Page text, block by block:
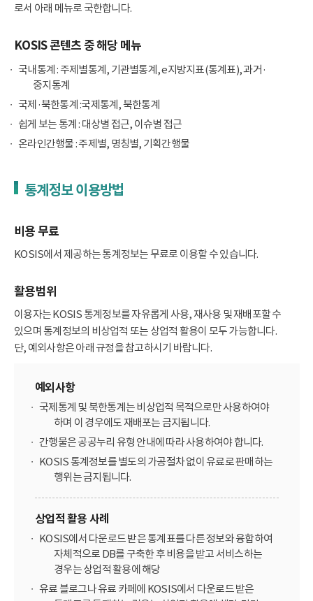
로서 아래 메뉴로 국한합니다.
KOSIS 콘텐츠 중 해당 메뉴
국내통계 : 주제별통계, 기관별통계, e지방지표(통계표), 과거·
중지통계
국제·북한통계 :국제통계, 북한통계
쉽게 보는 통계 : 대상별 접근, 이슈별 접근
온라인간행물 : 주제별, 명칭별, 기획간행물
통계정보 이용방법
비용 무료
KOSIS에서 제공하는 통계정보는 무료로 이용할 수 있습니다.
활용범위
이용자는 KOSIS 통계정보를 자유롭게 사용, 재사용 및 재배포할 수
있으며 통계정보의 비상업적 또는 상업적 활용이 모두 가능합니다.
단, 예외사항은 아래 규정을 참고하시기 바랍니다.
예외사항
국제통계 및 북한통계는 비상업적 목적으로만 사용하여야
하며 이 경우에도 재배포는 금지됩니다.
간행물은 공공누리 유형 안내에 따라 사용하여야 합니다.
KOSIS 통계정보를 별도의 가공절차 없이 유료로 판매하는
행위는 금지됩니다.
상업적 활용 사례
KOSIS에서 다운로드 받은 통계표를 다른 정보와 융합하여
자체적으로 DB를 구축한 후 비용을 받고 서비스하는
경우는 상업적 활용에 해당
유료 블로그나 유료 카페에 KOSIS에서 다운로드 받은